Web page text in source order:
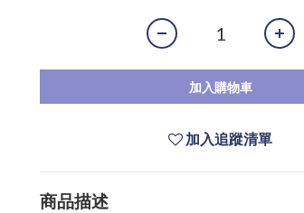
加入購物車
加入追蹤清單
商品描述